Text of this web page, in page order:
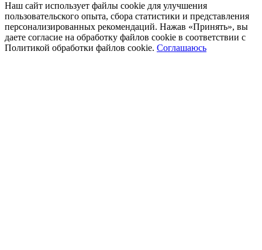
Наш сайт использует файлы cookie для улучшения
пользовательского опыта, сбора статистики и представления
персонализированных рекомендаций. Нажав «Принять», вы
даете согласие на обработку файлов cookie в соответствии с
Политикой обработки файлов cookie. Соглашаюсь